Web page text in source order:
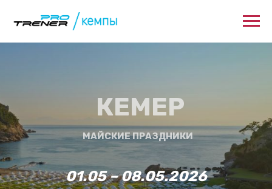
01.05 – 08.05.2026
КЕМЕР
МАЙСКИЕ ПРАЗДНИКИ